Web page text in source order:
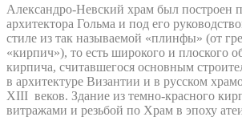
Александро-Невский храм был построен
архитектора Гольма и под его
стиле из так называемой «плинфы» (от
«кирпич»), то есть широкого и плоского
кирпича, считавшегося основным
в архитектуре Византии и в русском
XIII веков. Здание из темно-красного
витражами и резьбой по Храм в эпоху